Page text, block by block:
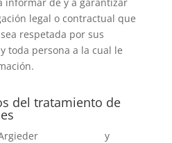
legal o contractual que
respetada por sus
toda persona a la cual le
del tratamiento de
y